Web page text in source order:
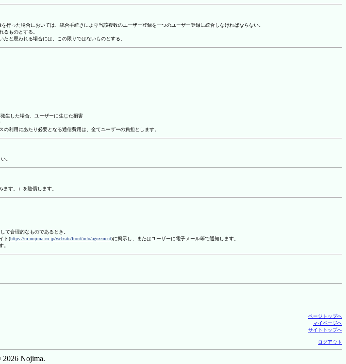
った場合においては、統合手続きにより当該複数のユーザー登録を一つのユーザー登録に統合しなければならない。
るものとする。
と思われる場合には、この限りではないものとする。
生した場合、ユーザーに生じた損害
利用にあたり必要となる通信費用は、全てユーザーの負担とします。
。
す。）を賠償します。
て合理的なものであるとき。
ト(https://m.nojima.co.jp/website/front/info/agreement)に掲示し、またはユーザーに電子メール等で通知します。
。
ページトップへ
マイページへ
サイトトップへ
ログアウト
Nojima.